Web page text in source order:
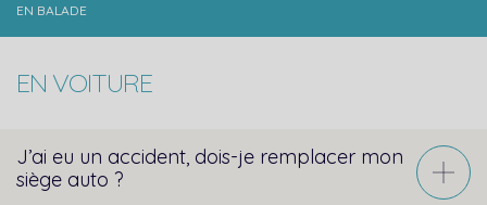
EN BALADE
EN VOITURE
J’ai eu un accident, dois-je remplacer mon
siège auto ?